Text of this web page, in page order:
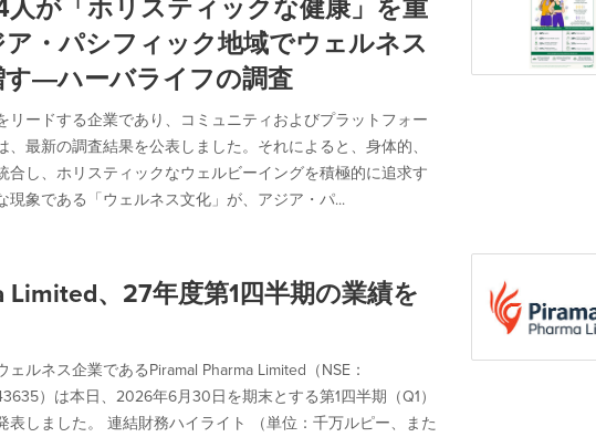
が「ホリスティックな健康」を重
・パシフィック地域でウェルネス
す―ハーバライフの調査
リードする企業であり、コミュニティおよびプラットフォー
最新の調査結果を公表しました。それによると、身体的、
合し、ホリスティックなウェルビーイングを積極的に追求す
現象である「ウェルネス文化」が、アジア・パ...
Limited、27年度第1四半期の業績を
ルネス企業であるPiramal Pharma Limited（NSE：
）は本日、2026年6月30日を期末とする第1四半期（Q1）
表しました。 連結財務ハイライト （単位：千万ルピー、また